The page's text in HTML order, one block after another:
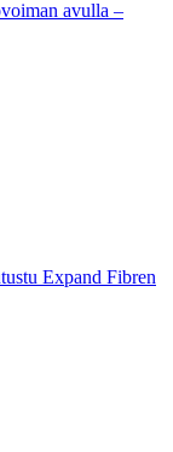
avulla –
Expand Fibren